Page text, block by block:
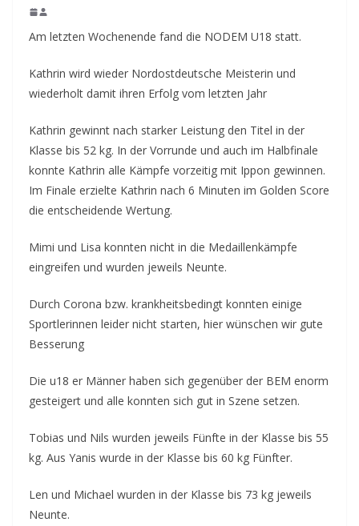
Am letzten Wochenende fand die NODEM U18 statt.
Kathrin wird wieder Nordostdeutsche Meisterin und
wiederholt damit ihren Erfolg vom letzten Jahr
Kathrin gewinnt nach starker Leistung den Titel in der
Klasse bis 52 kg. In der Vorrunde und auch im Halbfinale
konnte Kathrin alle Kämpfe vorzeitig mit Ippon gewinnen.
Im Finale erzielte Kathrin nach 6 Minuten im Golden Score
die entscheidende Wertung.
Mimi und Lisa konnten nicht in die Medaillenkämpfe
eingreifen und wurden jeweils Neunte.
Durch Corona bzw. krankheitsbedingt konnten einige
Sportlerinnen leider nicht starten, hier wünschen wir gute
Besserung
Die u18 er Männer haben sich gegenüber der BEM enorm
gesteigert und alle konnten sich gut in Szene setzen.
Tobias und Nils wurden jeweils Fünfte in der Klasse bis 55
kg. Aus Yanis wurde in der Klasse bis 60 kg Fünfter.
Len und Michael wurden in der Klasse bis 73 kg jeweils
Neunte.